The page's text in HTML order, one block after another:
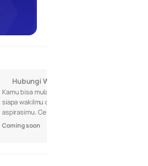
Hubungi Wakilmu di DPR
Kamu bisa mulai dengan mencari tahu
siapa wakilmu di DPR, lalu sampaikan
aspirasimu. Cek profil mereka di sini!
Coming soon